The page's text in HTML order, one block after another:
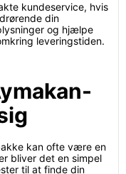
kundeservice, hvis
din
og hjælpe
leveringstiden.
kan ofte være en
bliver det en simpel
til at finde din